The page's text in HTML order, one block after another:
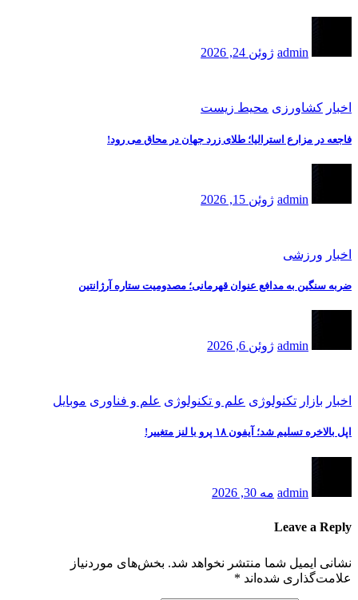
admin ژوئن 24, 2026
اخبار کشاورزی محیط زیست
فاجعه در مزارع استرالیا؛ طلای زرد جهان در محاق می رود!
admin ژوئن 15, 2026
اخبار ورزشی
ضربه سنگین به مدافع عنوان قهرمانی؛ مصدومیت ستاره آرژانتین
admin ژوئن 6, 2026
اخبار بازار تکنولوژی علم و تکنولوژی علم و فناوری موبایل
اپل بالاخره تسلیم شد؛ آیفون ۱۸ پرو با لنز متغییر!
admin مه 30, 2026
Leave a Reply
نشانی ایمیل شما منتشر نخواهد شد. بخش‌های موردنیاز
علامت‌گذاری شده‌اند *